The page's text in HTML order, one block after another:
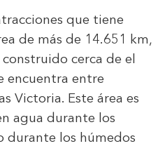
que tiene
de más de 14.651 km,
cerca de el
encuentra entre
Victoria. Este área es
agua durante los
durante los húmedos